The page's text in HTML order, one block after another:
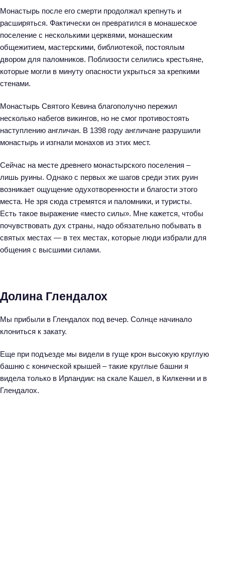
Монастырь после его смерти продолжал крепнуть и
расширяться. Фактически он превратился в монашеское
поселение с несколькими церквями, монашеским
общежитием, мастерскими, библиотекой, постоялым
двором для паломников. Поблизости селились крестьяне,
которые могли в минуту опасности укрыться за крепкими
стенами.
Монастырь Святого Кевина благополучно пережил
несколько набегов викингов, но не смог противостоять
наступлению англичан. В 1398 году англичане разрушили
монастырь и изгнали монахов из этих мест.
Сейчас на месте древнего монастырского поселения –
лишь руины. Однако с первых же шагов среди этих руин
возникает ощущение одухотворенности и благости этого
места. Не зря сюда стремятся и паломники, и туристы.
Есть такое выражение «место силы». Мне кажется, чтобы
почувствовать дух страны, надо обязательно побывать в
святых местах — в тех местах, которые люди избрали для
общения с высшими силами.
Долина Глендалох
Мы прибыли в Глендалох под вечер. Солнце начинало
клониться к закату.
Еще при подъезде мы видели в гуще крон высокую круглую
башню с конической крышей – такие круглые башни я
видела только в Ирландии: на скале Кашел, в Килкенни и в
Глендалох.